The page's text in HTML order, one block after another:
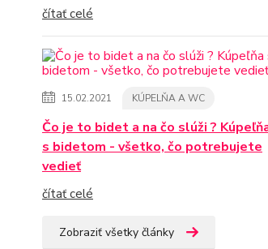
čítať celé
15.02.2021 KÚPELŇA A WC
Čo je to bidet a na čo slúži ?
s bidetom - všetko, čo potrebujete
vedieť
čítať celé
Zobraziť všetky články